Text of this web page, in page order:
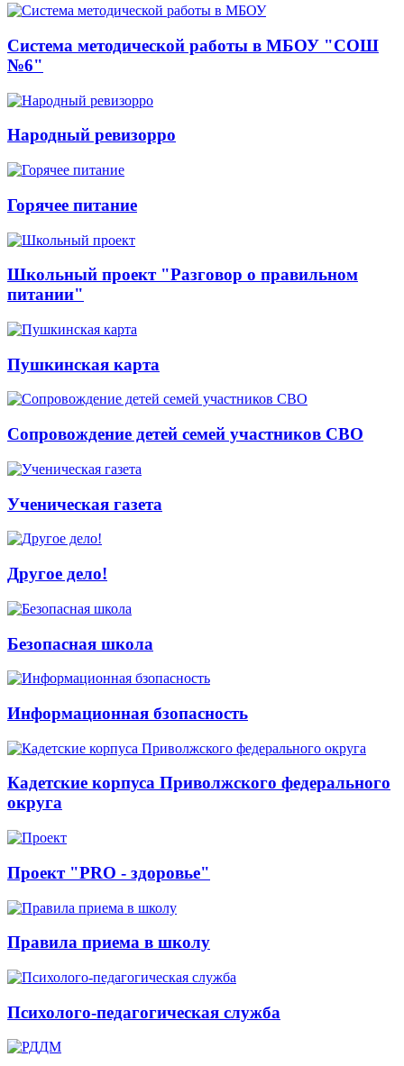
Система методической работы в МБОУ "СОШ
№6"
Народный ревизорро
Горячее питание
Школьный проект "Разговор о правильном
питании"
Пушкинская карта
Сопровождение детей семей участников СВО
Ученическая газета
Другое дело!
Безопасная школа
Информационная бзопасность
Кадетские корпуса Приволжского федерального
округа
Проект "PRO - здоровье"
Правила приема в школу
Психолого-педагогическая служба